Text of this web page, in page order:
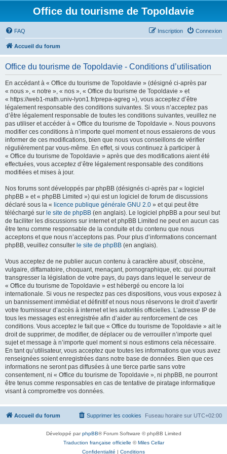
Office du tourisme de Topoldavie
FAQ Connexion
Inscription
Accueil du forum
Office du tourisme de Topoldavie - Conditions d’utilisation
En accédant à « Office du tourisme de Topoldavie » (désigné ci-après par
« nous », « notre », « nos », « Office du tourisme de Topoldavie » et
« https://web1-math.univ-lyon1.fr/prepa-agreg »), vous acceptez d’être
légalement responsable des conditions suivantes. Si vous n’acceptez pas
d’être légalement responsable de toutes les conditions suivantes, veuillez ne
pas utiliser et accéder à « Office du tourisme de Topoldavie ». Nous pouvons
modifier ces conditions à n’importe quel moment et nous essaierons de vous
informer de ces modifications, bien que nous vous conseillons de vérifier
régulièrement par vous-même. En effet, si vous continuez à participer à
« Office du tourisme de Topoldavie » après que des modifications aient été
effectuées, vous acceptez d’être légalement responsable des conditions
modifiées et mises à jour.
Nos forums sont développés par phpBB (désignés ci-après par « logiciel
phpBB » et « phpBB Limited ») qui est un logiciel de forum de discussions
déclaré sous la « licence publique générale GNU 2.0 » et qui peut être
téléchargé sur le site de phpBB (en anglais). Le logiciel phpBB a pour seul but
de faciliter les discussions sur internet et phpBB Limited ne peut en aucun cas
être tenu comme responsable de la conduite et du contenu que nous
acceptons et que nous n’acceptons pas. Pour plus d’informations concernant
phpBB, veuillez consulter le site de phpBB (en anglais).
Vous acceptez de ne publier aucun contenu à caractère abusif, obscène,
vulgaire, diffamatoire, choquant, menaçant, pornographique, etc. qui pourrait
transgresser la législation de votre pays, du pays dans lequel le serveur de
« Office du tourisme de Topoldavie » est hébergé ou encore la loi
internationale. Si vous ne respectez pas ces dispositions, vous vous exposez à
un bannissement immédiat et définitif et nous nous réservons le droit d’avertir
votre fournisseur d’accès à internet et les autorités officielles. L’adresse IP de
tous les messages est enregistrée afin d’aider au renforcement de ces
conditions. Vous acceptez le fait que « Office du tourisme de Topoldavie » ait le
droit de supprimer, de modifier, de déplacer ou de verrouiller n’importe quel
sujet et message à n’importe quel moment si nous estimons cela nécessaire.
En tant qu’utilisateur, vous acceptez que toutes les informations que vous avez
renseignées soient enregistrées dans notre base de données. Bien que ces
informations ne seront pas diffusées à une tierce partie sans votre
consentement, ni « Office du tourisme de Topoldavie », ni phpBB, ne pourront
être tenus comme responsables en cas de tentative de piratage informatique
visant à compromettre vos données.
Accueil du forum Fuseau horaire sur UTC+02:00
Supprimer les cookies
Développé parphpBB® Forum Software © phpBB Limited
Traduction française officielle ©Miles Cellar
Confidentialité | Conditions